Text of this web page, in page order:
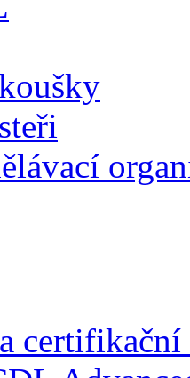
certifikační